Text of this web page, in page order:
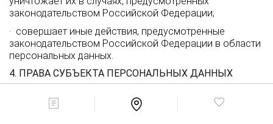
законодательством Российской Федерации;
· совершает иные действия, предусмотренные
законодательством Российской Федерации в области
персональных данных.
4. ПРАВА СУБЪЕКТА ПЕРСОНАЛЬНЫХ ДАННЫХ
Лицо, персональные данные которого
обрабатываются Продавцом, имеет: